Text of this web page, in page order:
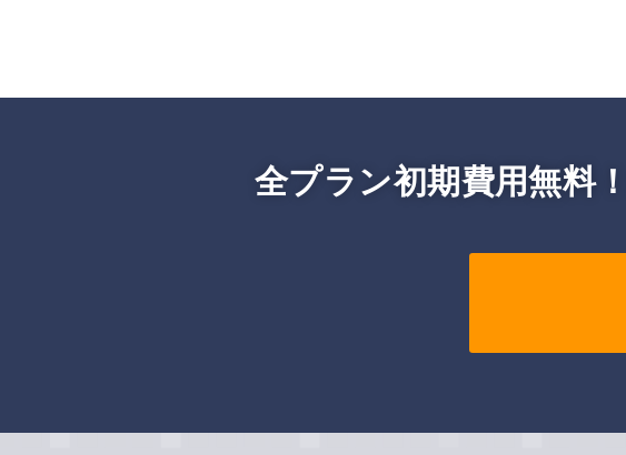
全プラン初期費用無料！